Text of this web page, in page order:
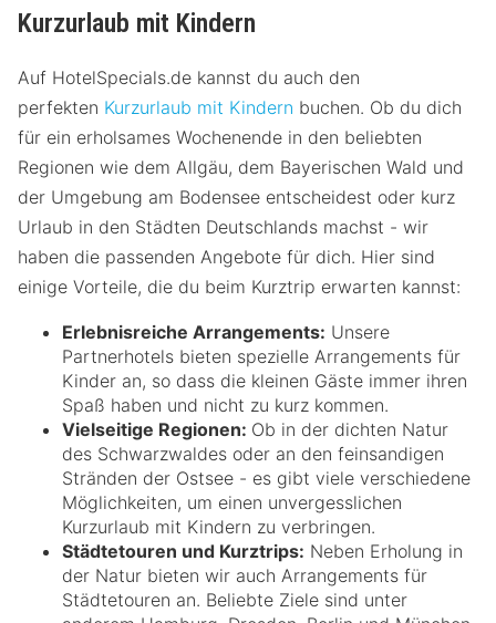
Kurzurlaub mit Kindern
Auf HotelSpecials.de kannst du auch den
perfekten Kurzurlaub mit Kindern buchen. Ob du dich
für ein erholsames Wochenende in den beliebten
Regionen wie dem Allgäu, dem Bayerischen Wald und
der Umgebung am Bodensee entscheidest oder kurz
Urlaub in den Städten Deutschlands machst - wir
haben die passenden Angebote für dich. Hier sind
einige Vorteile, die du beim Kurztrip erwarten kannst:
Erlebnisreiche Arrangements: Unsere
Partnerhotels bieten spezielle Arrangements für
Kinder an, so dass die kleinen Gäste immer ihren
Spaß haben und nicht zu kurz kommen.
Vielseitige Regionen: Ob in der dichten Natur
des Schwarzwaldes oder an den feinsandigen
Stränden der Ostsee - es gibt viele verschiedene
Möglichkeiten, um einen unvergesslichen
Kurzurlaub mit Kindern zu verbringen.
Städtetouren und Kurztrips: Neben Erholung in
der Natur bieten wir auch Arrangements für
Städtetouren an. Beliebte Ziele sind unter